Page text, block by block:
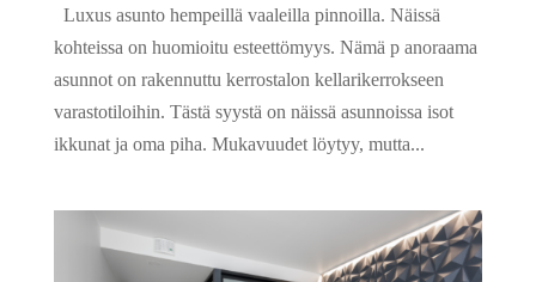
Luxus asunto hempeillä vaaleilla pinnoilla. Näissä
kohteissa on huomioitu esteettömyys. Nämä p anoraama
asunnot on rakennuttu kerrostalon kellarikerrokseen
varastotiloihin. Tästä syystä on näissä asunnoissa isot
ikkunat ja oma piha. Mukavuudet löytyy, mutta...